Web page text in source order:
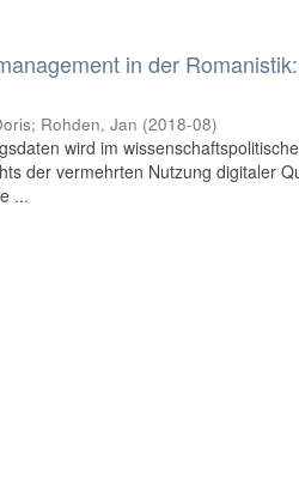
in der
; Rohden, Jan (2018-08)
wird im
der vermehrten Nutzung digitaler
...